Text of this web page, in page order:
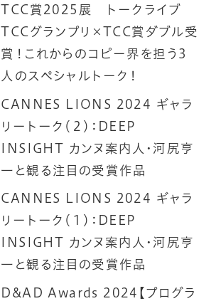
TCC賞2025展 トークライブ
TCCグランプリ×TCC賞ダブル受
賞！これからのコピー界を担う3
人のスペシャルトーク！
CANNES LIONS 2024 ギャラ
リートーク（２）：DEEP
INSIGHT カンヌ案内人・河尻亨
一と観る注目の受賞作品
CANNES LIONS 2024 ギャラ
リートーク（１）：DEEP
INSIGHT カンヌ案内人・河尻亨
一と観る注目の受賞作品
D&AD Awards 2024【プログラ